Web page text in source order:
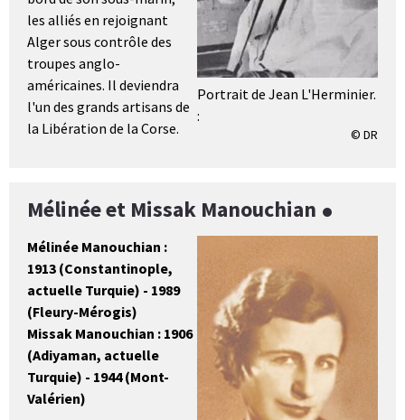
Portrait de Jean L'Herminier.
:
© DR
les alliés en rejoignant
Alger sous contrôle des
troupes anglo-
américaines. Il deviendra
l'un des grands artisans de
la Libération de la Corse.
Mélinée et Missak Manouchian
Mélinée Manouchian :
1913 (Constantinople,
actuelle Turquie) - 1989
(Fleury-Mérogis)
Missak Manouchian : 1906
(Adiyaman, actuelle
Turquie) - 1944 (Mont-
Valérien)